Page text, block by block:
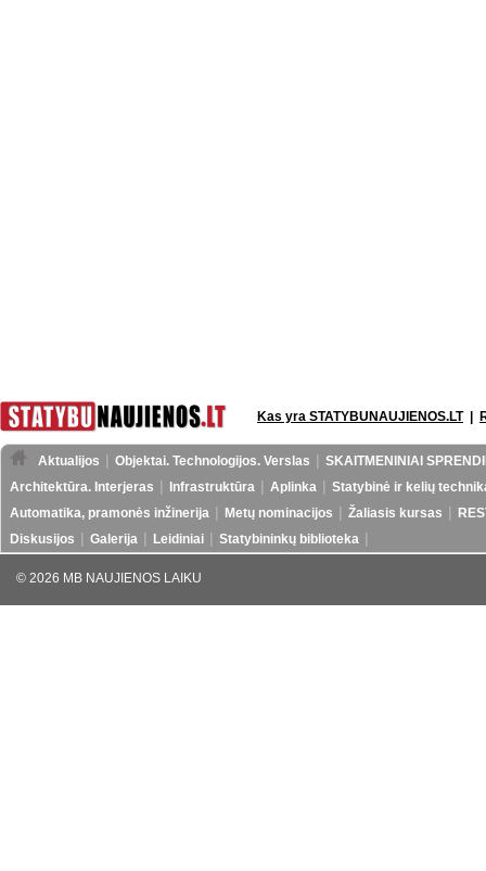
Kas yra STATYBUNAUJIENOS.LT|
Aktualijos Objektai. Technologijos. Verslas
SKAITMENINIAI
Architektūra. Interjeras
Infrastruktūra Aplinka
Statybinė ir kelių
Automatika, pramonės inžinerija
Metų nominacijos Žaliasis kursas
Diskusijos
Galerija Leidiniai Statybininkų biblioteka
© 2026 MB NAUJIENOS LAIKU